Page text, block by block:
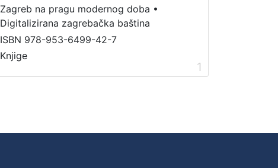
Zagreb na pragu modernog doba •
Digitalizirana zagrebačka baština
ISBN 978-953-6499-42-7
Knjige
1